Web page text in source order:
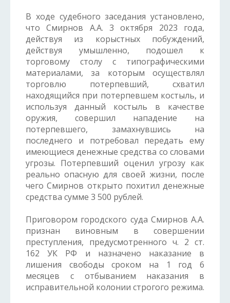
В ходе судебного заседания установлено,
что Смирнов А.А. 3 октября 2023 года,
действуя из корыстных побуждений,
действуя умышленно, подошел к
торговому столу с типографическими
материалами, за которым осуществлял
торговлю потерпевший, схватил
находящийся при потерпевшем костыль, и
используя данный костыль в качестве
оружия, совершил нападение на
потерпевшего, замахнувшись на
последнего и потребовал передать ему
имеющиеся денежные средства со словами
угрозы. Потерпевший оценил угрозу как
реально опасную для своей жизни, после
чего Смирнов открыто похитил денежные
средства сумме 3 500 рублей.
Приговором городского суда Смирнов А.А.
признан виновным в совершении
преступления, предусмотренного ч. 2 ст.
162 УК РФ и назначено наказание в
лишения свободы сроком на 1 год 6
месяцев с отбыванием наказания в
исправительной колонии строгого режима.